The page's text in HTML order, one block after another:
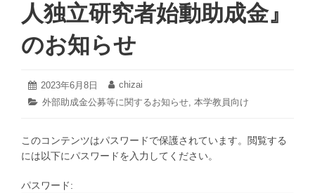
人独立研究者始動助成金』
のお知らせ
投
稿
2023年6月8日
2024
年
2
日
投
稿
chizai
カ
リ
ー:
外部助成金公募等に関するお知らせ, 本学教員向け
このコンテンツはパスワードで保護されています。閲覧する
には以下にパスワードを入力してください。
パスワード: